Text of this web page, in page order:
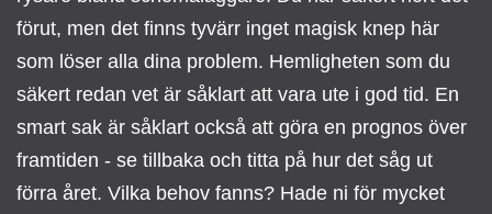
förut, men det finns tyvärr inget magisk knep här
som löser alla dina problem. Hemligheten som du
säkert redan vet är såklart att vara ute i god tid. En
smart sak är såklart också att göra en prognos över
framtiden - se tillbaka och titta på hur det såg ut
förra året. Vilka behov fanns? Hade ni för mycket